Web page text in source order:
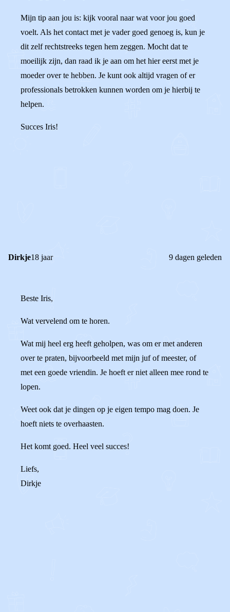
Mijn tip aan jou is: kijk vooral naar wat voor jou goed
voelt. Als het contact met je vader goed genoeg is, kun je
dit zelf rechtstreeks tegen hem zeggen. Mocht dat te
moeilijk zijn, dan raad ik je aan om het hier eerst met je
moeder over te hebben. Je kunt ook altijd vragen of er
professionals betrokken kunnen worden om je hierbij te
helpen.
Succes Iris!
Dirkje18 jaar 9 dagen geleden
Beste Iris,
Wat vervelend om te horen.
Wat mij heel erg heeft geholpen, was om er met anderen
over te praten, bijvoorbeeld met mijn juf of meester, of
met een goede vriendin. Je hoeft er niet alleen mee rond te
lopen.
Weet ook dat je dingen op je eigen tempo mag doen. Je
hoeft niets te overhaasten.
Het komt goed. Heel veel succes!
Liefs,
Dirkje